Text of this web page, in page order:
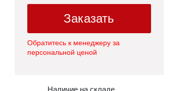
Заказать
Обратитесь к менеджеру за
персональной ценой
Наличие на складе